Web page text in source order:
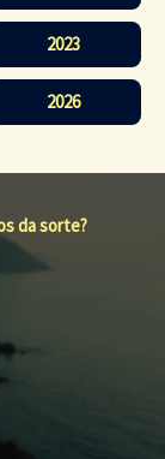
2023
2026
da sorte?